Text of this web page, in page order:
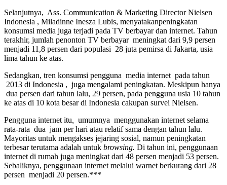
Selanjutnya, Ass. Communication & Marketing Director Nielsen
Indonesia , Miladinne Inesza Lubis, menyatakanpeningkatan
konsumsi media juga terjadi pada TV berbayar dan internet. Tahun
terakhir, jumlah penonton TV berbayar meningkat dari 9,9 persen
menjadi 11,8 persen dari populasi 28 juta pemirsa di Jakarta, usia
lima tahun ke atas.
Sedangkan, tren konsumsi pengguna media internet pada tahun
2013 di Indonesia , juga mengalami peningkatan. Meskipun hanya
dua persen dari tahun lalu, 29 persen, pada pengguna usia 10 tahun
ke atas di 10 kota besar di Indonesia cakupan survei Nielsen.
Pengguna internet itu
umumnya menggunakan internet selama
rata-rata dua jam per hari atau relatif sama dengan tahun lalu.
Mayoritas untuk mengakses jejaring sosial, namun peningkatan
terbesar terutama adalah untuk browsing. Di tahun ini, penggunaan
internet di rumah juga meningkat dari 48 persen menjadi 53 persen.
Sebaliknya, penggunaan internet melalui warnet berkurang dari 28
persen menjadi 20 persen.***